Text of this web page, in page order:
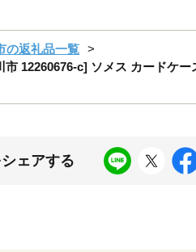
の返礼品一覧
12260676-c] ソメス カードケ
ェアする